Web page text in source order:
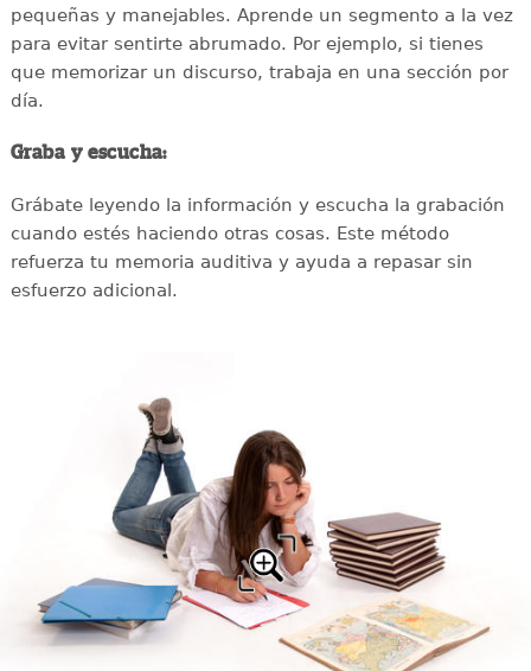
pequeñas y manejables. Aprende un segmento a la vez
para evitar sentirte abrumado. Por ejemplo, si tienes
que memorizar un discurso, trabaja en una sección por
día.
Graba y escucha:
Grábate leyendo la información y escucha la grabación
cuando estés haciendo otras cosas. Este método
refuerza tu memoria auditiva y ayuda a repasar sin
esfuerzo adicional.